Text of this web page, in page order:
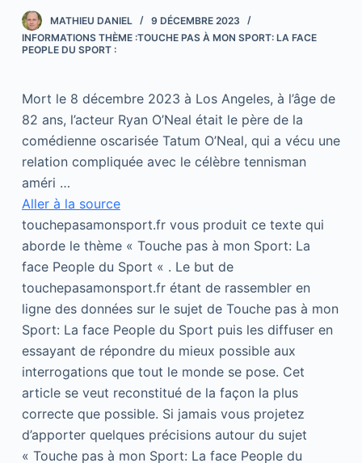
n
u
MATHIEU DANIEL
9 DÉCEMBRE 2023
INFORMATIONS THÈME :TOUCHE PAS À MON SPORT: LA FACE
PEOPLE DU SPORT :
Mort le 8 décembre 2023 à Los Angeles, à l’âge de
82 ans, l’acteur Ryan O’Neal était le père de la
comédienne oscarisée Tatum O’Neal, qui a vécu une
relation compliquée avec le célèbre tennisman
améri …
Aller à la source
touchepasamonsport.fr vous produit ce texte qui
aborde le thème « Touche pas à mon Sport: La
face People du Sport « . Le but de
touchepasamonsport.fr étant de rassembler en
ligne des données sur le sujet de Touche pas à mon
Sport: La face People du Sport puis les diffuser en
essayant de répondre du mieux possible aux
interrogations que tout le monde se pose. Cet
article se veut reconstitué de la façon la plus
correcte que possible. Si jamais vous projetez
d’apporter quelques précisions autour du sujet
« Touche pas à mon Sport: La face People du